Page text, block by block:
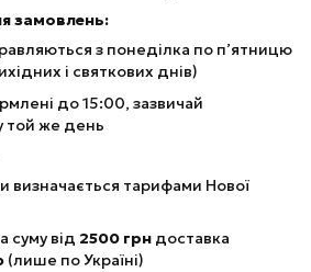
замовлень:
з понеділка по п’ятницю
і святкових днів)
до 15:00, зазвичай
той же день
визначається тарифами Нової
суму від 2500 грн доставка
(лише по Україні)